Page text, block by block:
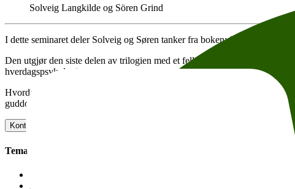
Solveig Langkilde og Sören Grind
I dette seminaret deler Solveig og Søren tanker fra boken:Livet – et
Den utgjør den siste delen av trilogien med et felles tema –
hverdagspsykologi.
Hvordan kan et åndelig livssyn fordype et kjærlig forhold til omverdenen
guddommelig helhet?
Kontakt arrangør Om
Tema: